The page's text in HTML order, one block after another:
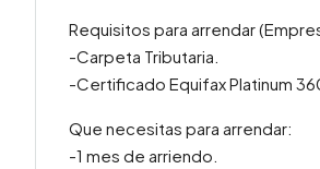
Requisitos para arrendar
-Carpeta Tributaria.
-Certificado Equifax Platinum
Que necesitas para arrendar:
-1 mes de arriendo.